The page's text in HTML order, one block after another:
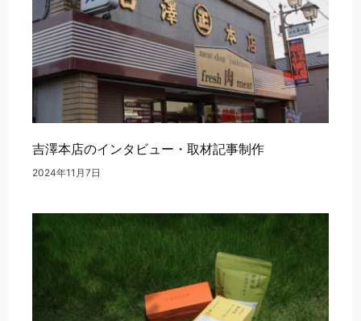
吉澤本店のインタビュー・取材記事制作
2024年11月7日